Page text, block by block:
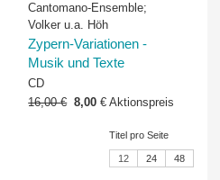
Cantomano-Ensemble;
Volker u.a. Höh
Zypern-Variationen -
Musik und Texte
CD
16,00 € 8,00€ Aktionspreis
Titel pro Seite
12 24 48